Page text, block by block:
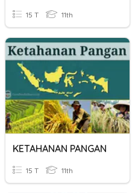
15 T 11th
KETAHANAN PANGAN
15 T 11th